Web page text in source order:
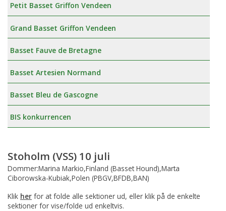
Petit Basset Griffon Vendeen
Grand Basset Griffon Vendeen
Basset Fauve de Bretagne
Basset Artesien Normand
Basset Bleu de Gascogne
BIS konkurrencen
Stoholm (VSS) 10 juli
Dommer:Marina Markio,Finland (Basset Hound),Marta
Ciborowska-Kubiak,Polen (PBGV,BFDB,BAN)
Klik her for at folde alle sektioner ud, eller klik på de enkelte
sektioner for vise/folde ud enkeltvis.